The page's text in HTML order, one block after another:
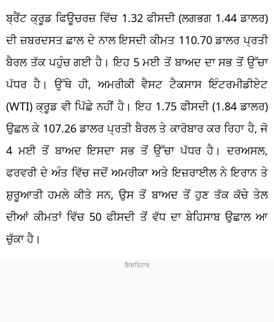
ਬ੍ਰੈਂਟ ਕ੍ਰੂਡ ਫਿਊਚਰਜ਼ ਵਿੱਚ 1.32 ਫੀਸਦੀ (ਲਗਭਗ 1.44 ਡਾਲਰ)
ਦੀ ਜ਼ਬਰਦਸਤ ਛਾਲ ਦੇ ਨਾਲ ਇਸਦੀ ਕੀਮਤ 110.70 ਡਾਲਰ ਪ੍ਰਤੀ
ਬੈਰਲ ਤੱਕ ਪਹੁੰਚ ਗਈ ਹੈ। ਇਹ 5 ਮਈ ਤੋਂ ਬਾਅਦ ਦਾ ਸਭ ਤੋਂ ਉੱਚਾ
ਪੱਧਰ ਹੈ। ਉੱਥੇ ਹੀ, ਅਮਰੀਕੀ ਵੈਸਟ ਟੈਕਸਾਸ ਇੰਟਰਮੀਡੀਏਟ
(WTI) ਕ੍ਰੂਡ ਵੀ ਪਿੱਛੇ ਨਹੀਂ ਹੈ। ਇਹ 1.75 ਫੀਸਦੀ (1.84 ਡਾਲਰ)
ਉਛਲ ਕੇ 107.26 ਡਾਲਰ ਪ੍ਰਤੀ ਬੈਰਲ ਤੇ ਕਾਰੋਬਾਰ ਕਰ ਰਿਹਾ ਹੈ, ਜੋ
4 ਮਈ ਤੋਂ ਬਾਅਦ ਇਸਦਾ ਸਭ ਤੋਂ ਉੱਚਾ ਪੱਧਰ ਹੈ। ਦਰਅਸਲ,
ਫਰਵਰੀ ਦੇ ਅੰਤ ਵਿੱਚ ਜਦੋਂ ਅਮਰੀਕਾ ਅਤੇ ਇਜ਼ਰਾਈਲ ਨੇ ਇਰਾਨ ਤੇ
ਸ਼ੁਰੂਆਤੀ ਹਮਲੇ ਕੀਤੇ ਸਨ, ਉਸ ਤੋਂ ਬਾਅਦ ਤੋਂ ਹੁਣ ਤੱਕ ਕੱਚੇ ਤੇਲ
ਦੀਆਂ ਕੀਮਤਾਂ ਵਿੱਚ 50 ਫੀਸਦੀ ਤੋਂ ਵੱਧ ਦਾ ਬੇਹਿਸਾਬ ਉਛਾਲ ਆ
ਚੁੱਕਾ ਹੈ।